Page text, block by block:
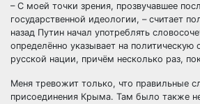
– С моей точки зрения, прозвучавшее
государственной идеологии, – считает
назад Путин начал употреблять
определённо указывает на
русской нации, причём несколько раз,
Меня тревожит только, что правильные
присоединения Крыма. Там было также